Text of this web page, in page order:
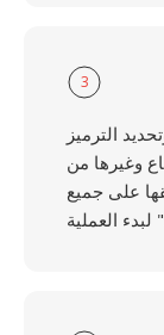
3
الترميز
وغيرها من
على جميع